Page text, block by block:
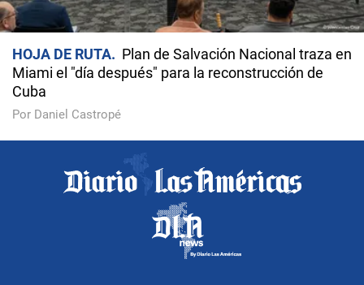
HOJA DE RUTA
Plan de Salvación Nacional traza en
Miami el "día después" para la reconstrucción de
Cuba
Por Daniel Castropé